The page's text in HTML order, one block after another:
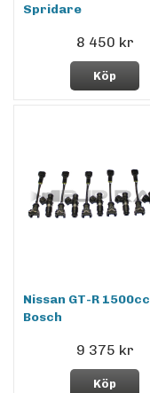
Spridare
8 450 kr
Köp
Nissan GT-R 1500cc
Bosch
9 375 kr
Köp